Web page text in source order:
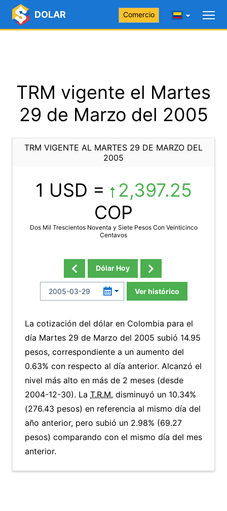
DOLAR Comercio
TRM vigente el Martes
29 de Marzo del 2005
TRM VIGENTE AL MARTES 29 DE MARZO DEL
2005
1 USD =
2,397.25
COP
Dos Mil Trescientos Noventa y Siete Pesos Con Veinticinco
Centavos
Dólar Hoy
Ver histórico
La cotización del dólar en Colombia para el
día Martes 29 de Marzo del 2005 subió 14.95
pesos, correspondiente a un aumento del
0.63% con respecto al día anterior. Alcanzó el
nivel más alto en más de 2 meses (desde
2004-12-30). La T.R.M. disminuyó un 10.34%
(276.43 pesos) en referencia al mismo día del
año anterior, pero subió un 2.98% (69.27
pesos) comparando con el mismo día del mes
anterior.